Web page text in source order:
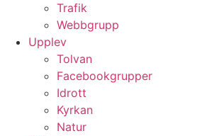
Trafik
Webbgrupp
Upplev
Tolvan
Facebookgrupper
Idrott
Kyrkan
Natur